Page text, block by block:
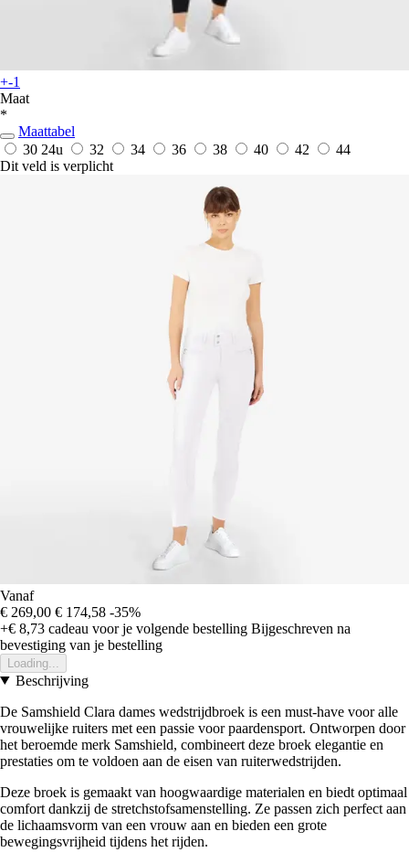
+-1
Maat
*
Maattabel
30 24u 32 34 36 38 40 42
44
Dit veld is verplicht
Vanaf
€ 269,00 € 174,58 -35%
+€ 8,73 cadeau voor je volgende bestelling Bijgeschreven na
bevestiging van je bestelling
Loading...
Beschrijving
De Samshield Clara dames wedstrijdbroek is een must-have voor alle
vrouwelijke ruiters met een passie voor paardensport. Ontworpen door
het beroemde merk Samshield, combineert deze broek elegantie en
prestaties om te voldoen aan de eisen van ruiterwedstrijden.
Deze broek is gemaakt van hoogwaardige materialen en biedt optimaal
comfort dankzij de stretchstofsamenstelling. Ze passen zich perfect aan
de lichaamsvorm van een vrouw aan en bieden een grote
bewegingsvrijheid tijdens het rijden.